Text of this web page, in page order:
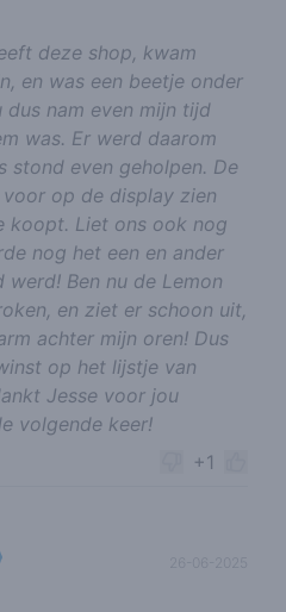
deze shop, kwam
en was een beetje onder
dus nam even mijn tijd
was. Er werd daarom
stond even geholpen. De
op de display zien
koopt. Liet ons ook nog
nog het een en ander
Ben nu de Lemon
en ziet er schoon uit,
achter mijn oren! Dus
op het lijstje van
Jesse voor jou
volgende keer!
+1